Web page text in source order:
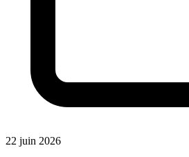
22 juin 2026